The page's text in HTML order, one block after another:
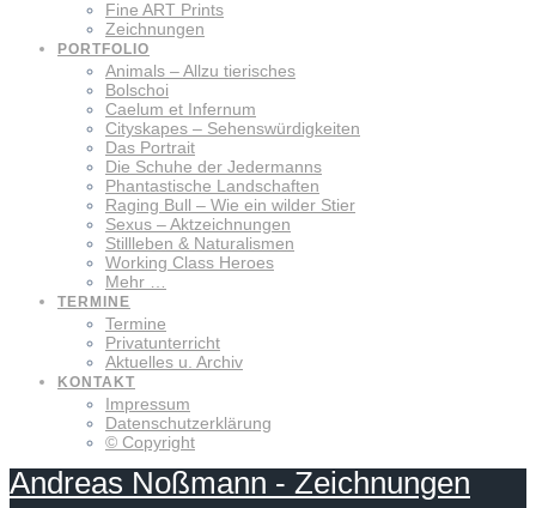
Fine ART Prints
Zeichnungen
PORTFOLIO
Animals – Allzu tierisches
Bolschoi
Caelum et Infernum
Cityskapes – Sehenswürdigkeiten
Das Portrait
Die Schuhe der Jedermanns
Phantastische Landschaften
Raging Bull – Wie ein wilder Stier
Sexus – Aktzeichnungen
Stillleben & Naturalismen
Working Class Heroes
Mehr …
TERMINE
Termine
Privatunterricht
Aktuelles u. Archiv
KONTAKT
Impressum
Datenschutzerklärung
© Copyright
Andreas Noßmann - Zeichnungen